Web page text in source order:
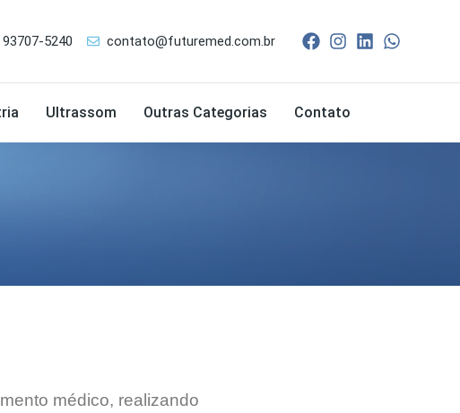
93707-5240 contato@futuremed.com.br
Ultrassom Outras Categorias Contato
médico, realizando